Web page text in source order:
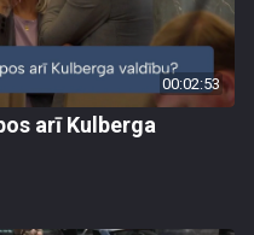
00:02:53
arī Kulberga